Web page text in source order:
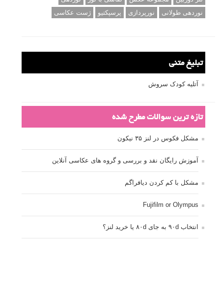
نوردهی طولانی
نورپردازی پرسپکتیو ژست عکاسی
تبلیغ متنی
آتلیه کودک سروش
تازه ترین سوالات مطرح شده
مشکل فکوس در لنز ۳۵ نیکون
آموزش رایگان نقد و بررسی و گروه های عکاسی آنلاین
مشکل با کم کردن دیافراگم
Fujifilm or Olympus
انتخاب ۹۰d به جای ۸۰d یا خرید لنز؟